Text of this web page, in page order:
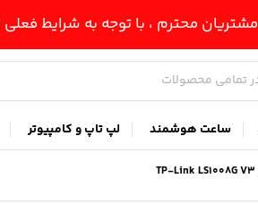
مشتریان محترم ، با توجه به شرایط
ساعت هوشمند لپ تاپ و کامپیوتر